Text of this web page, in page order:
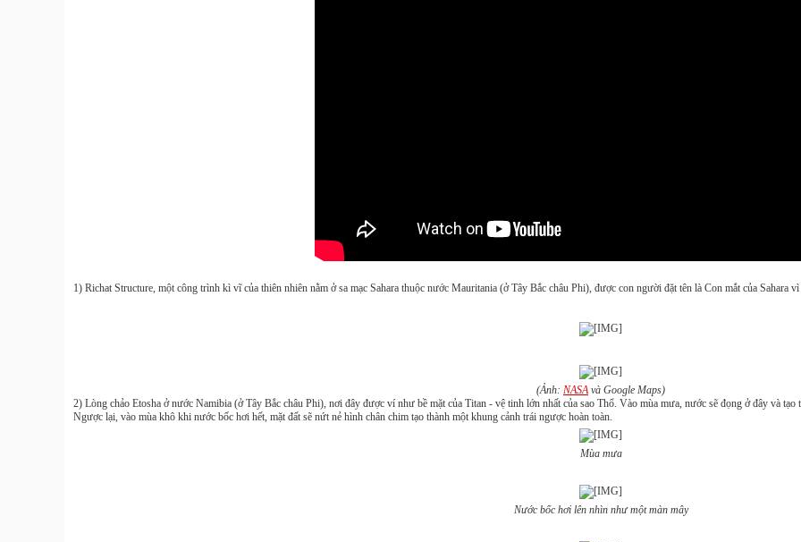
1) Richat Structure, một công trình kì vĩ của thiên nhiên nằm ở sa mạc Sahara thuộc nước Mauritania (ở Tây Bắc châu Phi), được con người đặt tên là Con mắt của Sahara
(Ảnh: NASAvà Google Maps)
2) Lòng chảo Etosha ở nước Namibia (ở Tây Bắc châu Phi), nơi đây được ví như bề mặt của Titan - vệ tinh lớn nhất của sao Thổ. Vào mùa mưa, nước sẽ đọng ở đây và
Ngược lại, vào mùa khô khi nước bốc hơi hết, mặt đất sẽ nứt nẻ hình chân chim tạo thành một khung cảnh trái ngược hoàn toàn.
Mùa mưa
Nước bốc hơi lên nhìn như một màn mây